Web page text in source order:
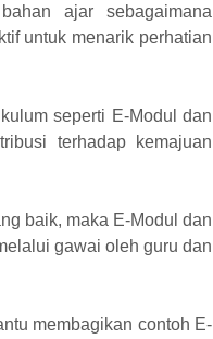
ajar sebagaimana
untuk menarik perhatian
seperti E-Modul dan
terhadap kemajuan
baik, maka E-Modul dan
gawai oleh guru dan
membagikan contoh E-